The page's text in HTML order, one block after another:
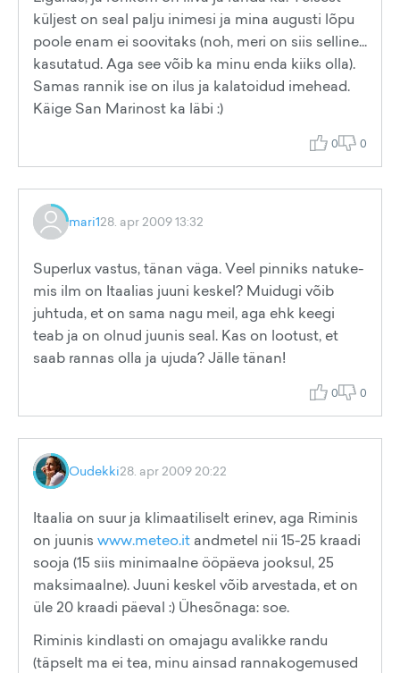
küljest on seal palju inimesi ja mina augusti lõpu
poole enam ei soovitaks (noh, meri on siis selline...
kasutatud. Aga see võib ka minu enda kiiks olla).
Samas rannik ise on ilus ja kalatoidud imehead.
Käige San Marinost ka läbi :)
0 0
mari128. apr 2009 13:32
Superlux vastus, tänan väga. Veel pinniks natuke-
mis ilm on Itaalias juuni keskel? Muidugi võib
juhtuda, et on sama nagu meil, aga ehk keegi
teab ja on olnud juunis seal. Kas on lootust, et
saab rannas olla ja ujuda? Jälle tänan!
0 0
Oudekki28. apr 2009 20:22
Itaalia on suur ja klimaatiliselt erinev, aga Riminis
on juunis www.meteo.it andmetel nii 15-25 kraadi
sooja (15 siis minimaalne ööpäeva jooksul, 25
maksimaalne). Juuni keskel võib arvestada, et on
üle 20 kraadi päeval :) Ühesõnaga: soe.
Riminis kindlasti on omajagu avalikke randu
(täpselt ma ei tea, minu ainsad rannakogemused